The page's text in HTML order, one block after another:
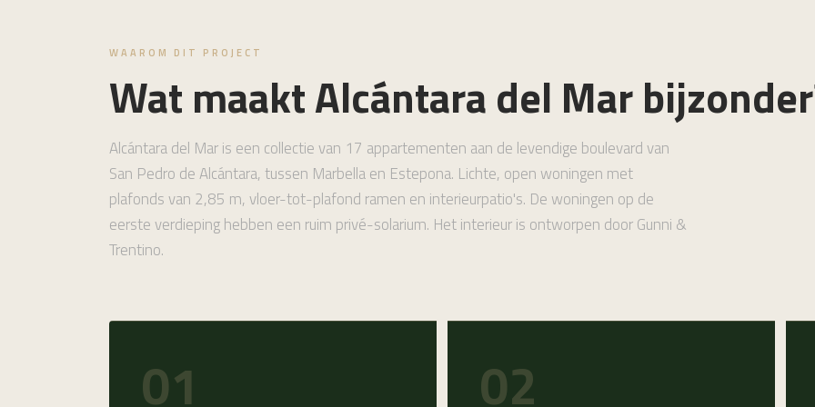
WAAROM DIT PROJECT
Wat maakt Alcántara del Mar
Alcántara del Mar is een collectie van 17 appartementen aan de levendige boulevard van
San Pedro de Alcántara, tussen Marbella en Estepona. Lichte, open woningen met
plafonds van 2,85 m, vloer-tot-plafond ramen en interieurpatio's. De woningen op de
eerste verdieping hebben een ruim privé-solarium. Het interieur is ontworpen door Gunni &
Trentino.
01 02